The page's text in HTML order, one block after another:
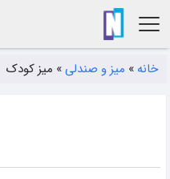
خانه » میز و صندلی» میز کودک